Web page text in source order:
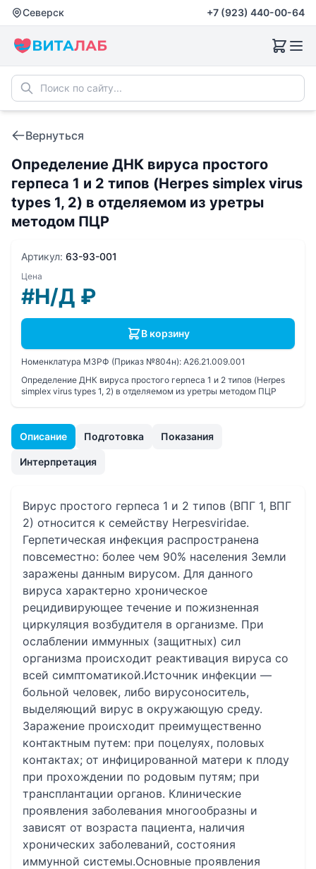
Северск +7 (923) 440-00-64
Вернуться
Определение ДНК вируса простого
герпеса 1 и 2 типов (Herpes simplex virus
types 1, 2) в отделяемом из уретры
методом ПЦР
Описание Подготовка Показания
Интерпретация
Вирус простого герпеса 1 и 2 типов (ВПГ 1, ВПГ
2) относится к семейству Herpesviridae.
Герпетическая инфекция распространена
повсеместно: более чем 90% населения Земли
заражены данным вирусом. Для данного
вируса характерно хроническое
рецидивирующее течение и пожизненная
циркуляция возбудителя в организме. При
ослаблении иммунных (защитных) сил
организма происходит реактивация вируса со
всей симптоматикой.Источник инфекции —
больной человек, либо вирусоноситель,
выделяющий вирус в окружающую среду.
Заражение происходит преимущественно
контактным путем: при поцелуях, половых
контактах; от инфицированной матери к плоду
при прохождении по родовым путям; при
трансплантации органов. Клинические
проявления заболевания многообразны и
зависят от возраста пациента, наличия
хронических заболеваний, состояния
иммунной системы.Основные проявления
Артикул: 63-93-001
Цена
#Н/Д ₽
В корзину
Номенклатура МЗРФ (Приказ №804н): A26.21.009.001
Определение ДНК вируса простого герпеса 1 и 2 типов (Herpes
simplex virus types 1, 2) в отделяемом из уретры методом ПЦР